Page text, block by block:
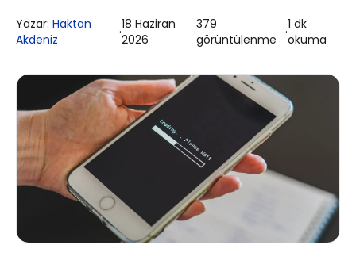
Yazar: Haktan
Akdeniz
·18 Haziran
2026
·379
görüntülenme
·1 dk
okuma